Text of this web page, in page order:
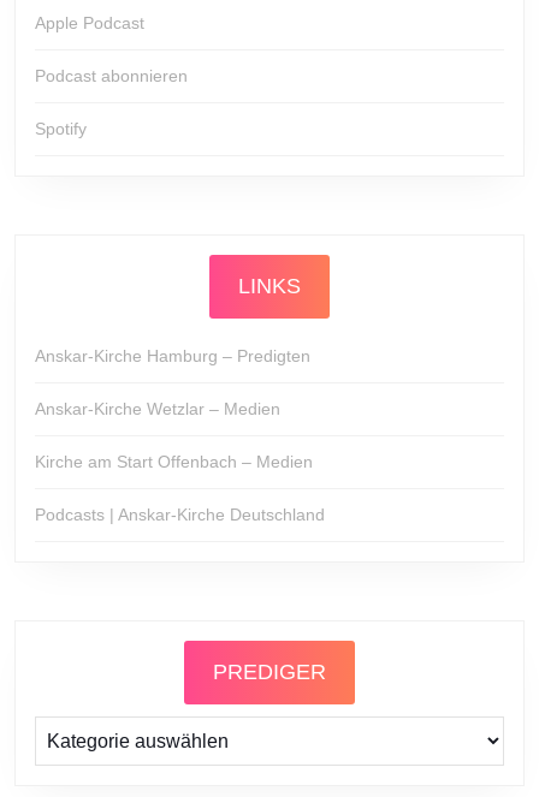
Apple Podcast
Podcast abonnieren
Spotify
LINKS
Anskar-Kirche Hamburg – Predigten
Anskar-Kirche Wetzlar – Medien
Kirche am Start Offenbach – Medien
Podcasts | Anskar-Kirche Deutschland
PREDIGER
Prediger